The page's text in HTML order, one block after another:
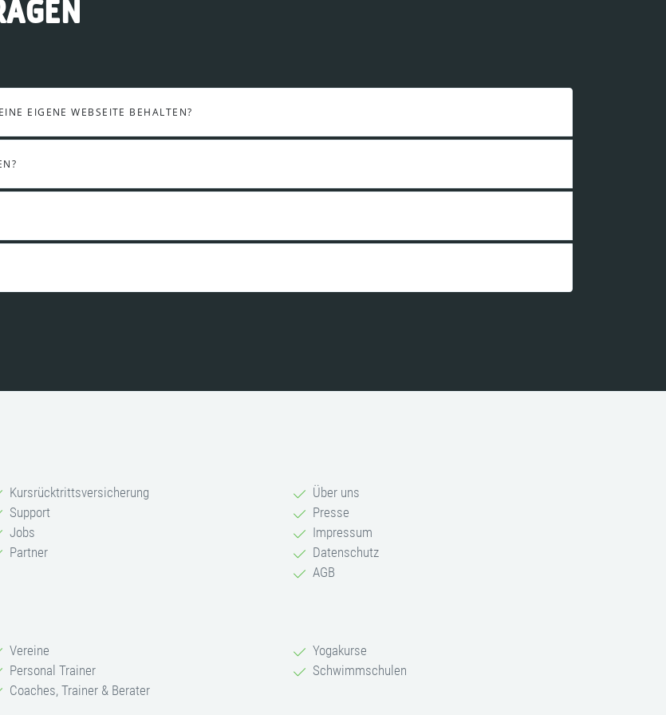
EIGENE WEBSEITE BEHALTEN?
Kursrücktrittsversicherung
Support
Jobs
Partner
Über uns
Presse
Impressum
Datenschutz
AGB
Vereine
Personal Trainer
Coaches, Trainer & Berater
Yogakurse
Schwimmschulen